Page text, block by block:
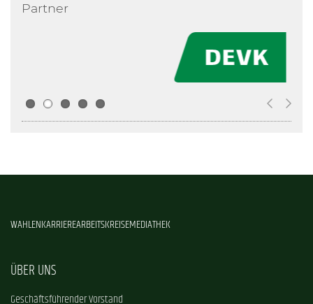
Partner
WAHLENKARRIEREARBEITSKREISEMEDIATHEK
ÜBER UNS
Geschäftsführender Vorstand